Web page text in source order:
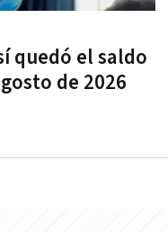
quedó el saldo
de 2026